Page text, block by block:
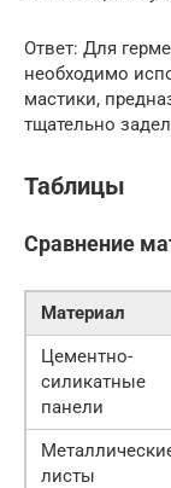
Ответ: Для
необходимо
мастики,
тщательно
Таблицы
Сравнение
Материал
Цементно-
силикатные
панели
листы